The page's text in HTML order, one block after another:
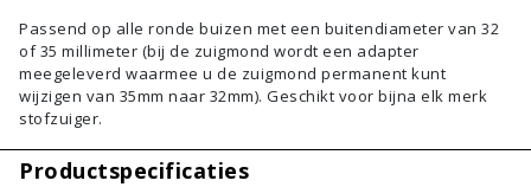
Passend op alle ronde buizen met een buitendiameter van 32
of 35 millimeter (bij de zuigmond wordt een adapter
meegeleverd waarmee u de zuigmond permanent kunt
wijzigen van 35mm naar 32mm). Geschikt voor bijna elk merk
stofzuiger.
Productspecificaties